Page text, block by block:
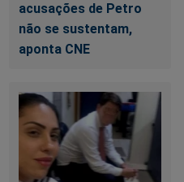
acusações de Petro
não se sustentam,
aponta CNE